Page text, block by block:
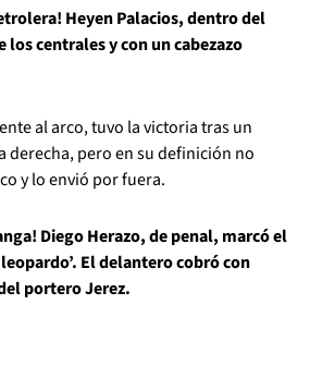
Heyen Palacios, dentro del
los centrales y con un cabezazo
al arco, tuvo la victoria tras un
derecha, pero en su definición no
y lo envió por fuera.
Diego Herazo, de penal, marcó el
El delantero cobró con
portero Jerez.